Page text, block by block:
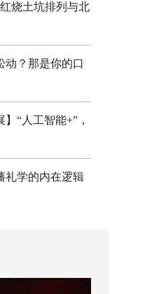
烧土坑排列与北
动？那是你的口
】“人工智能+”，
礼学的内在逻辑